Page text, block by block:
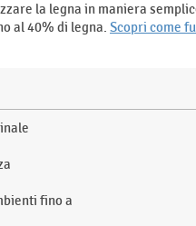
la legna in maniera
al 40% di legna. Scopri come
fino a